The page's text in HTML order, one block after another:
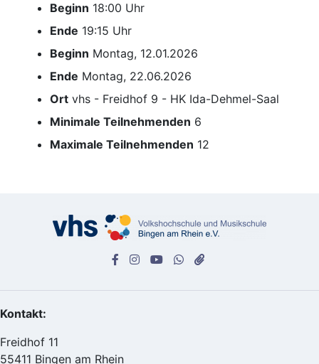
Beginn 18:00 Uhr
Ende 19:15 Uhr
Beginn Montag, 12.01.2026
Ende Montag, 22.06.2026
Ort vhs - Freidhof 9 - HK Ida-Dehmel-Saal
Minimale Teilnehmenden 6
Maximale Teilnehmenden 12
Kontakt:
Freidhof 11
55411 Bingen am Rhein